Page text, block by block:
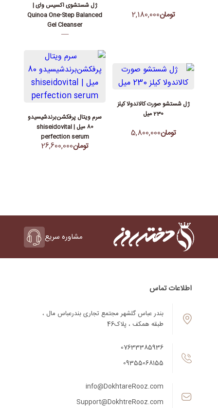
تومان2,180,000
ژل شستشوی اکسیس وای |
Quinoa One-Step Balanced
Gel Cleanser
—
ژل شستشو صورت کالاندولا کیلز
230 میل
تومان5,800,000
سرم ویتال پرفکشن‌برندشیسیدو
80 میل | shiseidovital
perfection serum
تومان26,600,000
مشاوره سریع
اطلاعات تماس
بندر عباس گلشهر مجتمع تجاری بندرعباس مال ،
طبقه همکف ، پلاک46
07633385936
09355068155
info@DokhtareRooz.com
Support@DokhtreRooz.com